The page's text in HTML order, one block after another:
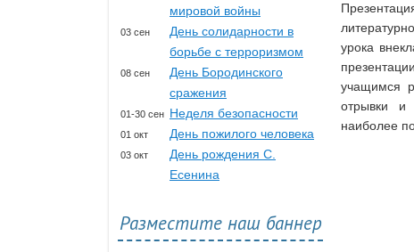
урока
учащимся
отрывки и
наиболее
мировой войны
03 сен
День солидарности в
борьбе с терроризмом
08 сен
День Бородинского
сражения
01-30 сен Неделя безопасности
01 окт День пожилого человека
03 окт
День рождения С.
Есенина
Разместите наш баннер